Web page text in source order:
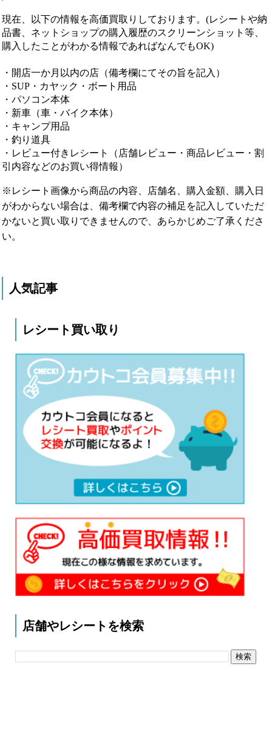
現在、以下の情報を高価買取りしております。(レシートや納
品書、ネットショップの購入履歴のスクリーンショット等、
購入したことがわかる情報であればなんでもOK)
・開店一か月以内の店（備考欄にてその旨を記入）
・SUP・カヤック・ボート用品
・パソコン本体
・新車（車・バイク本体）
・キャンプ用品
・釣り道具
・レビュー付きレシート（店舗レビュー・商品レビュー・割
引内容などのお買い得情報）
※レシート画像から商品の内容、店舗名、購入金額、購入日
がわからない場合は、備考欄で内容の補足を記入していただ
かないと買い取りできませんので、あらかじめご了承くださ
い。
人気記事
レシート買い取り
店舗やレシートを検索